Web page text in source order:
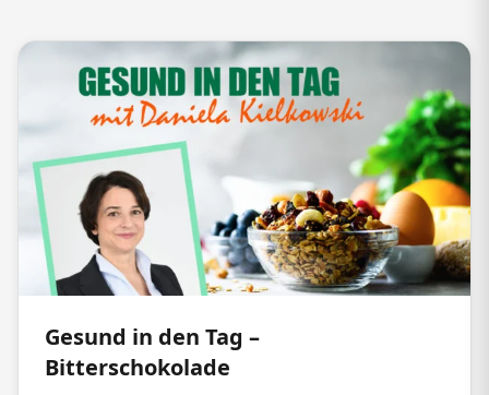
Gesund in den Tag –
Bitterschokolade